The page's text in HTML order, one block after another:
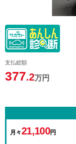
支払総額
377.2万円
月々21,100円